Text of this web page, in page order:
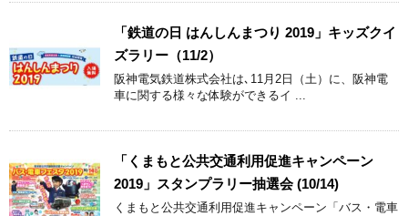
「鉄道の日 はんしんまつり 2019」キッズクイ
ズラリー（11/2）
阪神電気鉄道株式会社は､11月2日（土）に、阪神電
車に関する様々な体験ができるイ ...
「くまもと公共交通利用促進キャンペーン
2019」スタンプラリー抽選会 (10/14)
くまもと公共交通利用促進キャンペーン「バス・電車